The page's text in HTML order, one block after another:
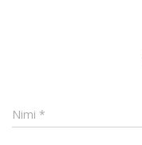
Nimi *